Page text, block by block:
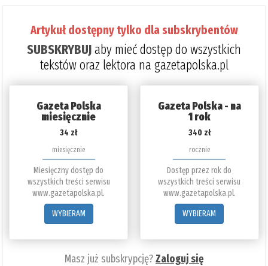
Artykuł dostępny tylko dla subskrybentów
SUBSKRYBUJaby mieć dostęp do wszystkich
tekstów oraz lektora na gazetapolska.pl
Gazeta Polska
miesięcznie
34 zł
miesięcznie
Miesięczny dostęp do
wszystkich treści serwisu
www.gazetapolska.pl.
WYBIERAM
Gazeta Polska - na
1 rok
340 zł
rocznie
Dostęp przez rok do
wszystkich treści serwisu
www.gazetapolska.pl.
WYBIERAM
Masz już subskrypcję?Zaloguj się